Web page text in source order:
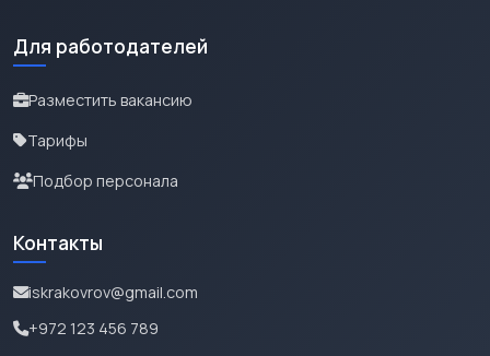
Для работодателей
Разместить вакансию
Тарифы
Подбор персонала
Контакты
iskrakovrov@gmail.com
+972 123 456 789